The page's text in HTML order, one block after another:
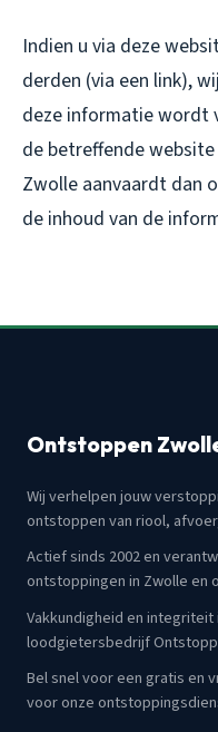
Indien u via deze
derden (via een link),
deze informatie wordt
de betreffende
Zwolle aanvaardt dan
de inhoud van de
Ontstoppen
Wij verhelpen jouw
ontstoppen van riool,
Actief sinds 2002 en
ontstoppingen in Zwolle en
Vakkundigheid en integriteit
loodgietersbedrijf
Bel snel voor een gratis en
voor onze